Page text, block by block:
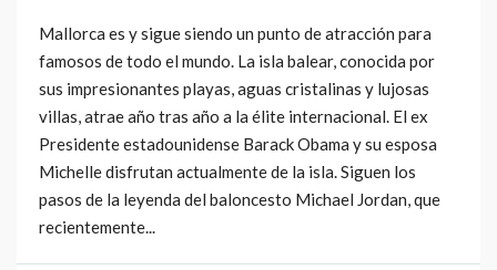
Mallorca es y sigue siendo un punto de atracción para
famosos de todo el mundo. La isla balear, conocida por
sus impresionantes playas, aguas cristalinas y lujosas
villas, atrae año tras año a la élite internacional. El ex
Presidente estadounidense Barack Obama y su esposa
Michelle disfrutan actualmente de la isla. Siguen los
pasos de la leyenda del baloncesto Michael Jordan, que
recientemente...